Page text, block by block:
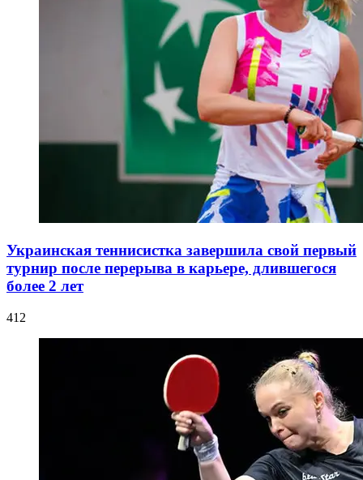
Украинская теннисистка завершила свой первый
турнир после перерыва в карьере, длившегося
более 2 лет
412